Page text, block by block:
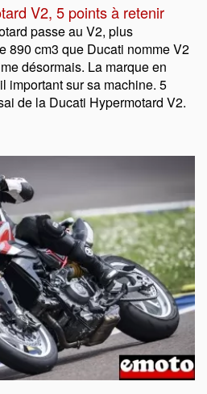
V2, 5 points à retenir
passe au V2, plus
890 cm3 que Ducati nomme V2
désormais. La marque en
important sur sa machine. 5
de la Ducati Hypermotard V2.